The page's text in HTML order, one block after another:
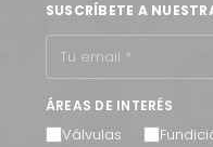
SUSCRÍBETE A
ÁREAS DE INTERÉS
Válvulas